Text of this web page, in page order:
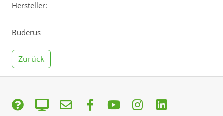
Hersteller:
Buderus
Zurück